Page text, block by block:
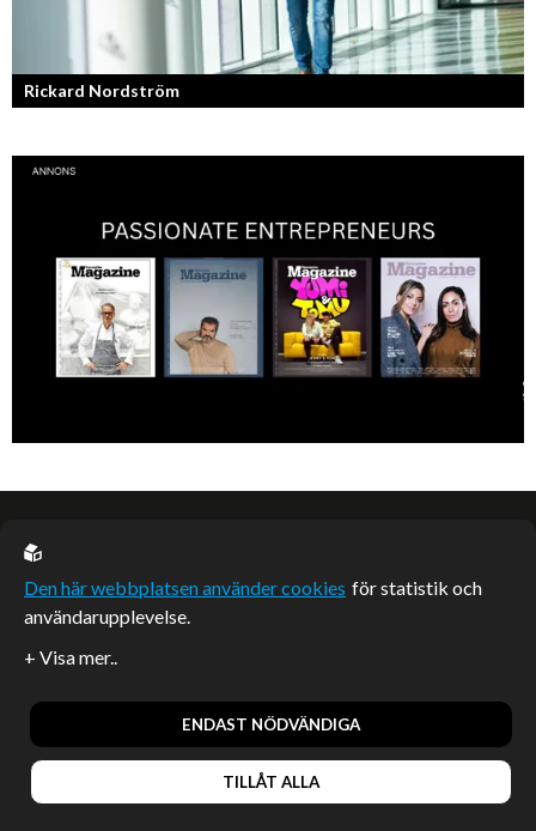
Rickard Nordström
Läraren som omfamnar sociala medier.
EU casino
Artiklar publicerade på webbplatsen som inte är märkta
redaktionellt är betalda samarbeten.
© 2026, Enterprise Magazine
Den här webbplatsen använder cookies för statistik och
användarupplevelse.
ENDAST NÖDVÄNDIGA
TILLÅT ALLA